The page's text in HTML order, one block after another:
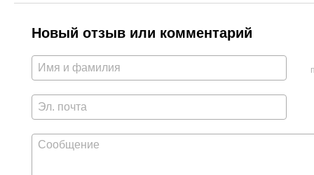
Новый отзыв или комментарий